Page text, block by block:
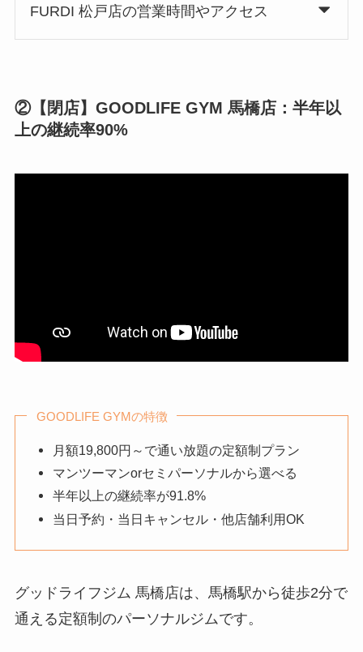
FURDI 松戸店の営業時間やアクセス
②【閉店】GOODLIFE GYM 馬橋店：半年以
上の継続率90%
GOODLIFE GYMの特徴
月額19,800円～で通い放題の定額制プラン
マンツーマンorセミパーソナルから選べる
半年以上の継続率が91.8%
当日予約・当日キャンセル・他店舗利用OK
グッドライフジム 馬橋店は、馬橋駅から徒歩2分で
通える定額制のパーソナルジムです。